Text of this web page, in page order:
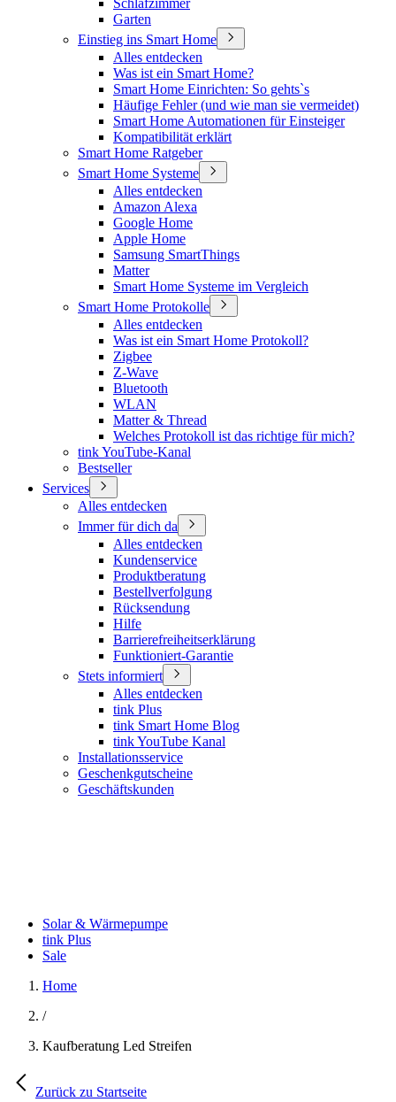
Schlafzimmer
Garten
Einstieg ins Smart Home
Alles entdecken
Was ist ein Smart Home?
Smart Home Einrichten: So gehts`s
Häufige Fehler (und wie man sie vermeidet)
Smart Home Automationen für Einsteiger
Kompatibilität erklärt
Smart Home Ratgeber
Smart Home Systeme
Alles entdecken
Amazon Alexa
Google Home
Apple Home
Samsung SmartThings
Matter
Smart Home Systeme im Vergleich
Smart Home Protokolle
Alles entdecken
Was ist ein Smart Home Protokoll?
Zigbee
Z-Wave
Bluetooth
WLAN
Matter & Thread
Welches Protokoll ist das richtige für mich?
tink YouTube-Kanal
Bestseller
Services
Alles entdecken
Immer für dich da
Alles entdecken
Kundenservice
Produktberatung
Bestellverfolgung
Rücksendung
Hilfe
Barrierefreiheitserklärung
Funktioniert-Garantie
Stets informiert
Alles entdecken
tink Plus
tink Smart Home Blog
tink YouTube Kanal
Installationsservice
Geschenkgutscheine
Geschäftskunden
Solar & Wärmepumpe
tink Plus
Sale
Home
/
Kaufberatung Led Streifen
Zurück zu Startseite